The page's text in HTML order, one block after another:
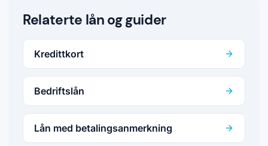
Relaterte lån og guider
Kredittkort
Bedriftslån
Lån med betalingsanmerkning